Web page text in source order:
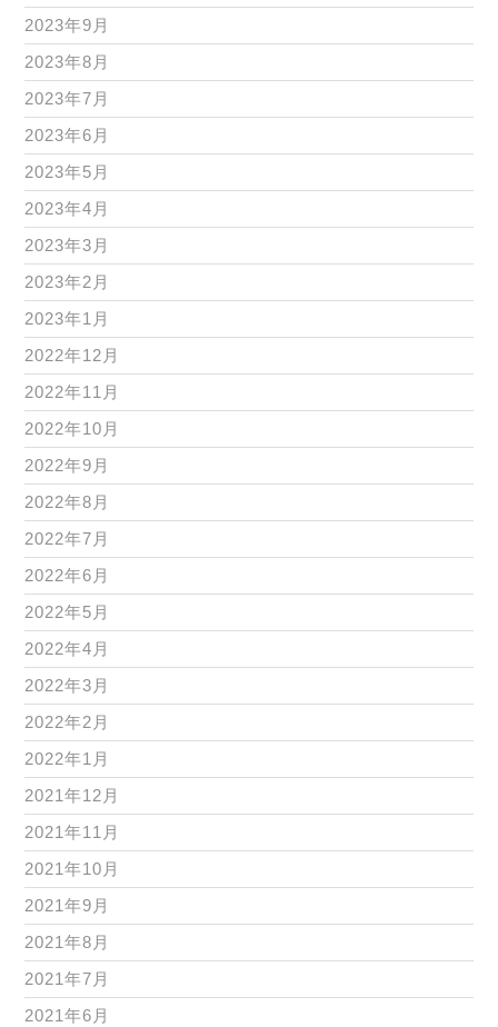
2023年9月
2023年8月
2023年7月
2023年6月
2023年5月
2023年4月
2023年3月
2023年2月
2023年1月
2022年12月
2022年11月
2022年10月
2022年9月
2022年8月
2022年7月
2022年6月
2022年5月
2022年4月
2022年3月
2022年2月
2022年1月
2021年12月
2021年11月
2021年10月
2021年9月
2021年8月
2021年7月
2021年6月